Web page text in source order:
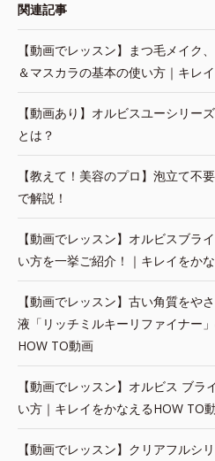
関連記事
【動画でレッスン】まつ毛メイク
＆マスカラの基本の使い方｜キレ
【動画あり】オルビスユーシリー
とは？
【教えて！美容のプロ】泡立て不
で解説！
【動画でレッスン】オルビスブラ
い方を一挙ご紹介！｜キレイをか
【動画でレッスン】古い角質をや
液「リッチミルキーリファイナー
HOW TO動画
【動画でレッスン】オルビス ブ
い方｜キレイをかなえるHOW TO
【動画でレッスン】クリアフルシ